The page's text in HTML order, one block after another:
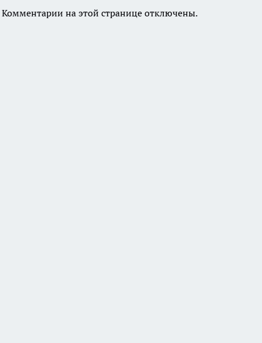
Комментарии на этой странице отключены.